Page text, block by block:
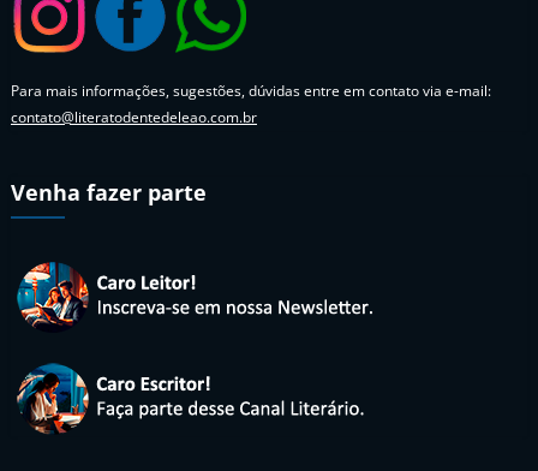
Para mais informações, sugestões, dúvidas entre em contato via e-mail:
contato@literatodentedeleao.com.br
Venha fazer parte